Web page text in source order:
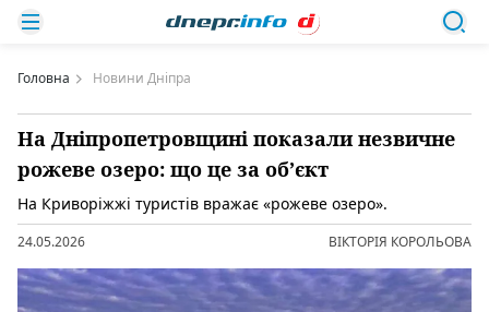
Головна Новини Дніпра
На Дніпропетровщині показали незвичне
рожеве озеро: що це за об’єкт
На Криворіжжі туристів вражає «рожеве озеро».
24.05.2026 ВІКТОРІЯ КОРОЛЬОВА